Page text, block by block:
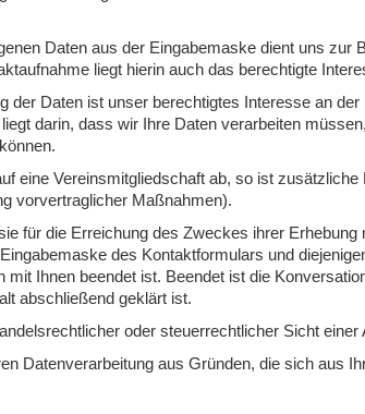
Daten aus der Eingabemaske dient uns zur
liegt hierin auch das berechtigte
der Daten ist unser berechtigtes Interesse an
darin, dass wir Ihre Daten verarbeiten
eine Vereinsmitgliedschaft ab, so ist
vorvertraglicher Maßnahmen).
für die Erreichung des Zweckes ihrer
des Kontaktformulars und
mit Ihnen beendet ist. Beendet ist die
abschließend geklärt ist.
oder steuerrechtlicher Sicht
Datenverarbeitung aus Gründen, die sich aus